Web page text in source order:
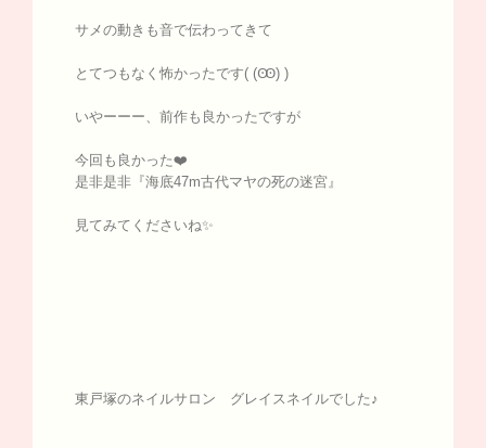
サメの動きも音で伝わってきて
とてつもなく怖かったです( (Ꙭ) )
いやーーー、前作も良かったですが
今回も良かった❤️
是非是非『海底47m古代マヤの死の迷宮』
見てみてくださいね✨
東戸塚のネイルサロン グレイスネイルでした♪